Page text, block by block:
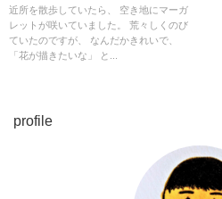
近所を散歩していたら、 空き地にマーガ
レットが咲いていました。 荒々しくのび
ていたのですが、 なんだかきれいで、
「花が描きたいな」 と...
profile